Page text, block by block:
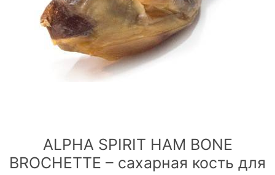
ALPHA SPIRIT HAM BONE
BROCHETTE – сахарная кость для